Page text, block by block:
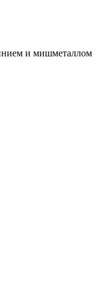
и мишметаллом